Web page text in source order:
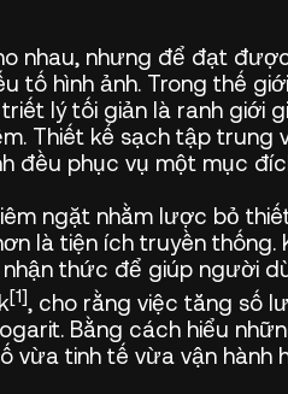
nhau, nhưng để đạt
tố hình ảnh. Trong thế
lý tối giản là ranh giới
Thiết kế sạch tập trung
đều phục vụ một mục
ngặt nhằm lược bỏ
là tiện ích truyền thống.
thức để giúp người
[1], cho rằng việc tăng số
Bằng cách hiểu
vừa tinh tế vừa vận hành